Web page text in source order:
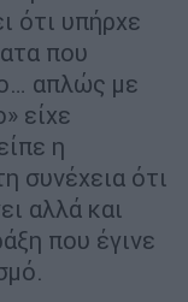
ότι υπήρχε
που
απλώς με
είχε
η
συνέχεια ότι
αλλά και
που έγινε